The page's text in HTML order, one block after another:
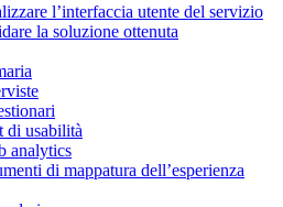
l’interfaccia utente del servizio
la soluzione ottenuta
di usabilità
analytics
di mappatura dell’esperienza